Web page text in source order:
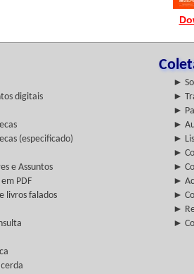
►
digitais
►
►
►
(especificado)
►
►
e Assuntos
►
PDF
►
livros falados
►
►
►